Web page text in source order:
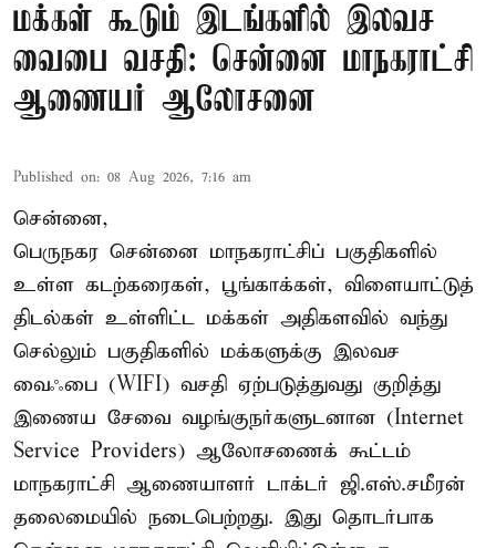
மக்கள் கூடும் இடங்களில் இலவச
வைபை வசதி: சென்னை மாநகராட்சி
ஆணையர் ஆலோசனை
Published on: 08 Aug 2026, 7:16 am
சென்னை,
பெருநகர சென்னை மாநகராட்சிப் பகுதிகளில்
உள்ள கடற்கரைகள், பூங்காக்கள், விளையாட்டுத்
திடல்கள் உள்ளிட்ட மக்கள் அதிகளவில் வந்து
செல்லும் பகுதிகளில் மக்களுக்கு இலவச
வைஃபை (WIFI) வசதி ஏற்படுத்துவது குறித்து
இணைய சேவை வழங்குநர்களுடனான (Internet
Service Providers) ஆலோசணைக் கூட்டம்
மாநகராட்சி ஆணையாளர் டாக்டர் ஜி.எஸ்.சமீரன்
தலைமையில் நடைபெற்றது. இது தொடர்பாக